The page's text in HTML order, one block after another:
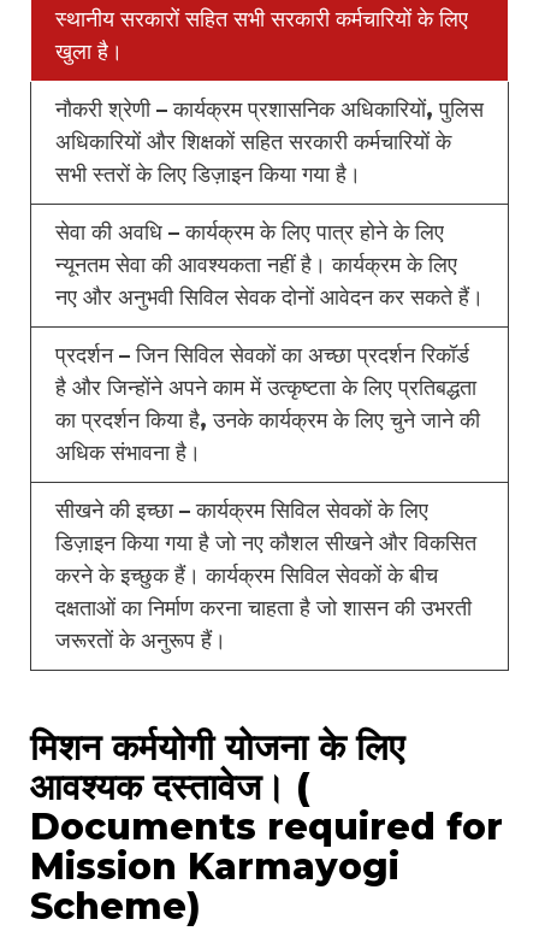
स्थानीय सरकारों सहित सभी सरकारी कर्मचारियों के लिए
खुला है।
नौकरी श्रेणी – कार्यक्रम प्रशासनिक अधिकारियों, पुलिस
अधिकारियों और शिक्षकों सहित सरकारी कर्मचारियों के
सभी स्तरों के लिए डिज़ाइन किया गया है।
सेवा की अवधि – कार्यक्रम के लिए पात्र होने के लिए
न्यूनतम सेवा की आवश्यकता नहीं है। कार्यक्रम के लिए
नए और अनुभवी सिविल सेवक दोनों आवेदन कर सकते हैं।
प्रदर्शन – जिन सिविल सेवकों का अच्छा प्रदर्शन रिकॉर्ड
है और जिन्होंने अपने काम में उत्कृष्टता के लिए प्रतिबद्धता
का प्रदर्शन किया है, उनके कार्यक्रम के लिए चुने जाने की
अधिक संभावना है।
सीखने की इच्छा – कार्यक्रम सिविल सेवकों के लिए
डिज़ाइन किया गया है जो नए कौशल सीखने और विकसित
करने के इच्छुक हैं। कार्यक्रम सिविल सेवकों के बीच
दक्षताओं का निर्माण करना चाहता है जो शासन की उभरती
जरूरतों के अनुरूप हैं।
मिशन कर्मयोगी योजना के लिए
आवश्यक दस्तावेज। (
Documents required for
Mission Karmayogi
Scheme)